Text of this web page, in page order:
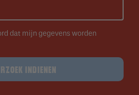
dat mijn gegevens worden
INDIENEN